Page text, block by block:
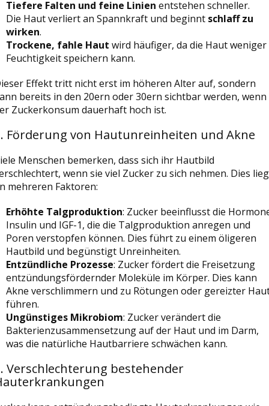
Tiefere Falten und feine Linien entstehen schneller.
Die Haut verliert an Spannkraft und beginnt schlaff zu
wirken.
Trockene, fahle Haut wird häufiger, da die Haut weniger
Feuchtigkeit speichern kann.
Effekt tritt nicht erst im höheren Alter auf, sondern
bereits in den 20ern oder 30ern sichtbar werden, wenn
Zuckerkonsum dauerhaft hoch ist.
Förderung von Hautunreinheiten und Akne
Menschen bemerken, dass sich ihr Hautbild
wenn sie viel Zucker zu sich nehmen. Dies
mehreren Faktoren:
Erhöhte Talgproduktion: Zucker beeinflusst die
Insulin und IGF-1, die die Talgproduktion anregen und
Poren verstopfen können. Dies führt zu einem öligeren
Hautbild und begünstigt Unreinheiten.
Entzündliche Prozesse: Zucker fördert die Freisetzung
entzündungsfördernder Moleküle im Körper. Dies kann
Akne verschlimmern und zu Rötungen oder gereizter
führen.
Ungünstiges Mikrobiom: Zucker verändert die
Bakterienzusammensetzung auf der Haut und im Darm,
was die natürliche Hautbarriere schwächen kann.
Verschlechterung bestehender